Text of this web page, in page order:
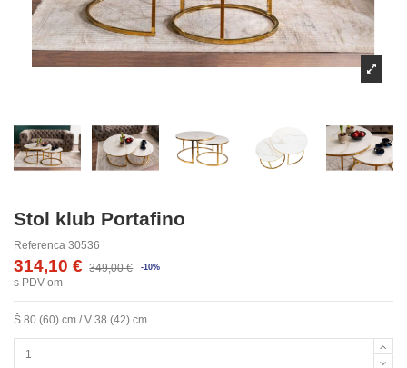
Stol klub Portafino
Referenca 30536
314,10 € 349,00 € -10%
s PDV-om
Š 80 (60) cm / V 38 (42) cm